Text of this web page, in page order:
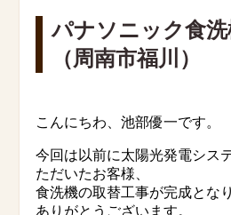
パナソニック食
（周南市福川）
こんにちわ、池部優一です。
今回は以前に太陽光発電シス
ただいたお客様、
食洗機の取替工事が完成とな
ありがとうございます。